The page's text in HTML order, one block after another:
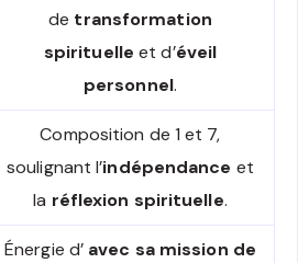
de transformation
spirituelle et d’éveil
personnel.
Composition de 1 et 7,
soulignant l’indépendance et
la réflexion spirituelle.
Énergie d’ avec sa mission de